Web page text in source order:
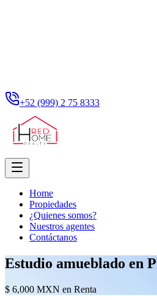
+52 (999) 2 75 8333
Home
Propiedades
¿Quienes somos?
Nuestros agentes
Contáctanos
Estudio amueblado en
$ 6,000 MXN en Renta